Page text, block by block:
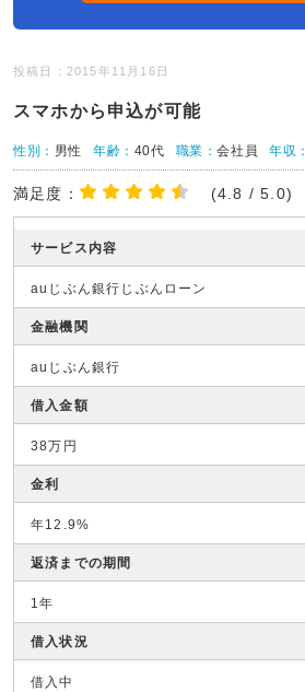
投稿日：2015年11月16日
スマホから申込が可能
性別： 男性 年齢： 40代 職業：会社員 年収
満足度： (4.8 / 5.0)
サービス内容
auじぶん銀行じぶんローン
金融機関
auじぶん銀行
借入金額
38万円
金利
年12.9%
返済までの期間
1年
借入状況
借入中